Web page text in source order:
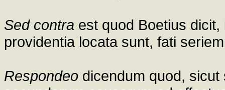
Sed contra est quod Boetius
providentia locata sunt, fati
Respondeo dicendum quod,